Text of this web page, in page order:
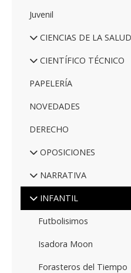
Juvenil
CIENCIAS DE LA SALUD
CIENTÍFICO TÉCNICO
PAPELERÍA
NOVEDADES
DERECHO
OPOSICIONES
NARRATIVA
INFANTIL
Futbolisimos
Isadora Moon
Forasteros del Tiempo